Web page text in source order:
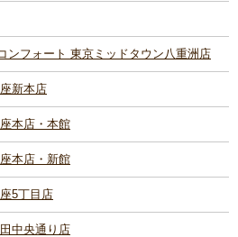
ンフォート 東京ミッドタウン八重洲店
新本店
本店・本館
本店・新館
5丁目店
中央通り店